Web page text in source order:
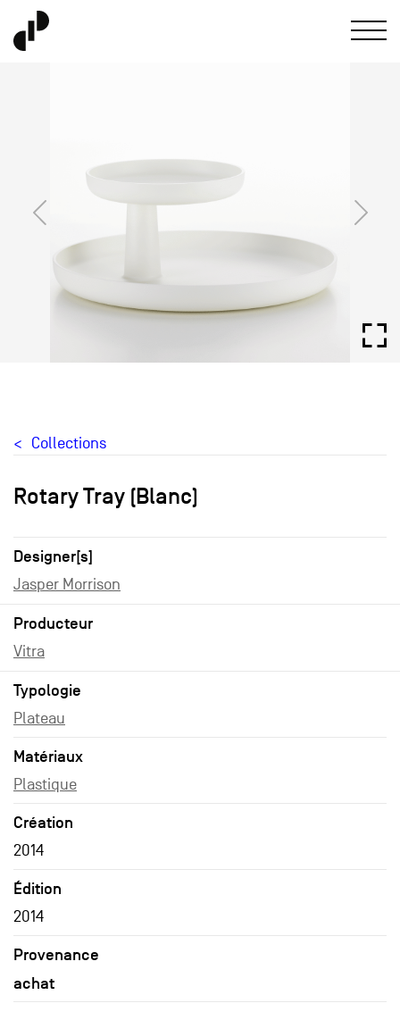
Collections
Rotary Tray (Blanc)
Designer[s]
Jasper Morrison
Producteur
Vitra
Typologie
Plateau
Matériaux
Plastique
Création
2014
Édition
2014
Provenance
achat